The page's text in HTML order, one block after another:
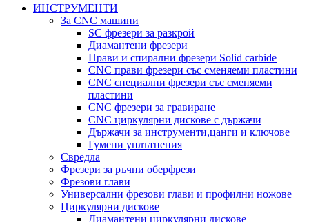
ИНСТРУМЕНТИ
За CNC машини
SC фрезери за разкрой
Диамантени фрезери
Прави и спирални фрезери Solid carbide
CNC прави фрезери със сменяеми пластини
CNC специални фрезери със сменяеми
пластини
CNC фрезери за гравиране
CNC циркулярни дискове с държачи
Държачи за инструменти,цанги и ключове
Гумени уплътнения
Свредла
Фрезери за ръчни оберфрези
Фрезови глави
Универсални фрезови глави и профилни ножове
Циркулярни дискове
Диамантени циркулярни дискове